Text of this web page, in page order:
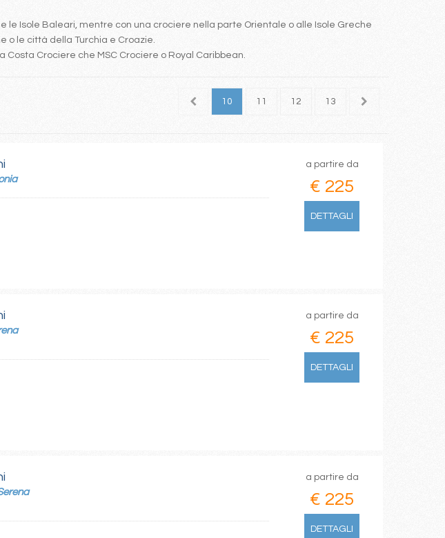
Isole Baleari, mentre con una crociere nella parte Orientale o alle Isole Greche
o le città della Turchia e Croazie.
Crociere che MSC Crociere o Royal Caribbean.
9 10 11 12 13 14
a partire da
€ 225
DETTAGLI
a partire da
€ 225
DETTAGLI
a partire da
€ 225
DETTAGLI